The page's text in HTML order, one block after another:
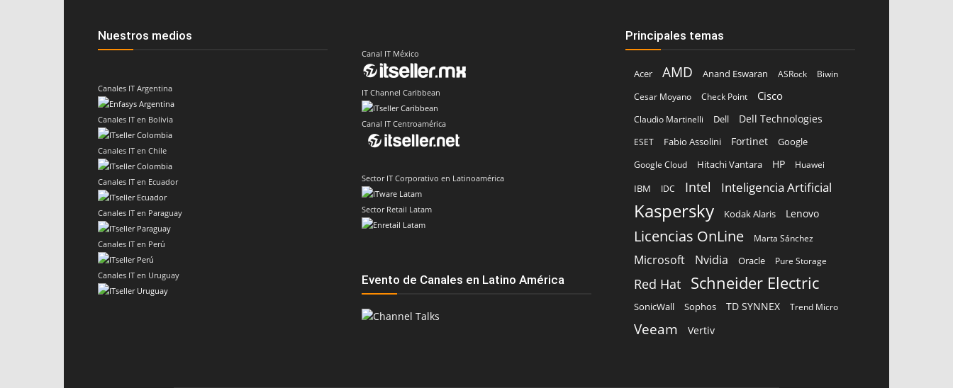
Nuestros medios
Canales IT Argentina
Canales IT en Bolivia
Canales IT en Chile
Canales IT en Ecuador
Canales IT en Paraguay
Canales IT en Perú
Canales IT en Uruguay
Canal IT México
IT Channel Caribbean
Canal IT Centroamérica
Sector IT Corporativo en Latinoamérica
Sector Retail Latam
Evento de Canales en Latino América
Principales temas
Acer AMD Anand Eswaran ASRock
Biwin
Cesar Moyano
Check Point Cisco
Claudio Martinelli Dell Dell Technologies
ESET Fabio Assolini Fortinet
Google
Google Cloud
Hitachi Vantara HP Huawei
IBM IDC Intel Inteligencia Artificial
Kaspersky Kodak Alaris Lenovo
Licencias OnLine Marta Sánchez
Microsoft Nvidia Oracle Pure Storage
Red Hat Schneider Electric
SonicWall Sophos TD SYNNEX Trend Micro
Veeam Vertiv